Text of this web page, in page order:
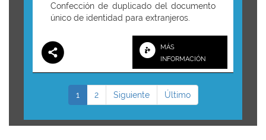
Confección de duplicado del documento
único de identidad para extranjeros.
MÁS
INFORMACIÓN
1 2 Siguiente Último